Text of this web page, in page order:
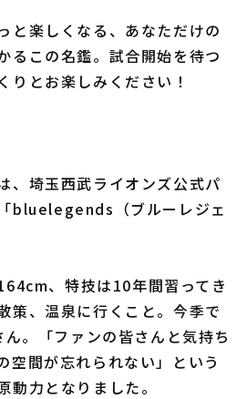
ファローズ
クホークス
プライバシーポリシー
く） よくある質問
アルバイト募集（別ウィンドウで開く
と楽しくなる、あなただけの
るこの名鑑。試合開始を待つ
りとお楽しみください！
、埼玉西武ライオンズ公式パ
bluelegends（ブルーレジェ
、特技は10年間習ってき
策、温泉に行くこと。今季で
。「ファンの皆さんと気持ち
空間が忘れられない」という
動力となりました。